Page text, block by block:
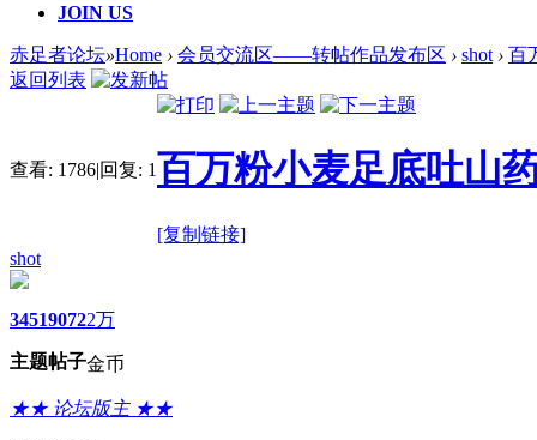
JOIN US
赤足者论坛»Home › 会员交流区——转帖作品发布区 › shot › 百
返回列表
查看: 1786|回复: 1百万粉小麦足底吐山
[复制链接]
shot
3451
主题
9072
帖子
2万
金币
★★ 论坛版主 ★★